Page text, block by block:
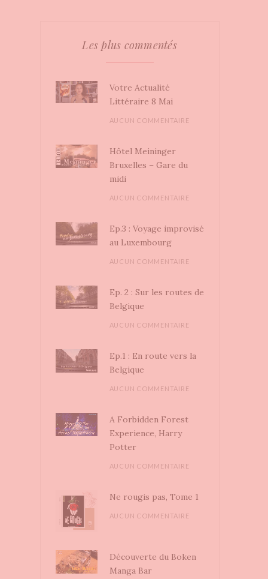
Les plus commentés
Votre Actualité
Littéraire 8 Mai
AUCUN COMMENTAIRE
Hôtel Meininger
Bruxelles – Gare du
midi
AUCUN COMMENTAIRE
Ep.3 : Voyage improvisé
au Luxembourg
AUCUN COMMENTAIRE
Ep. 2 : Sur les routes de
Belgique
AUCUN COMMENTAIRE
Ep.1 : En route vers la
Belgique
AUCUN COMMENTAIRE
A Forbidden Forest
Experience, Harry
Potter
AUCUN COMMENTAIRE
Ne rougis pas, Tome 1
AUCUN COMMENTAIRE
Découverte du Boken
Manga Bar